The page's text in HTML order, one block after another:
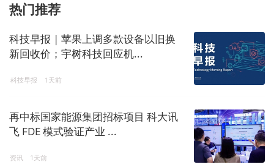
热门推荐
科技早报 | 苹果上调多款设备以旧换
新回收价；宇树科技回应机...
科技早报 1天前
再中标国家能源集团招标项目 科大讯
飞 FDE 模式验证产业 ...
资讯 1天前